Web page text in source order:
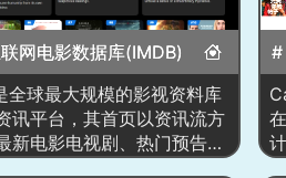
网电影数据库(IMDB)
全球最大规模的影视资料库
讯平台，其首页以资讯流方
新电影电视剧、热门预告、
#